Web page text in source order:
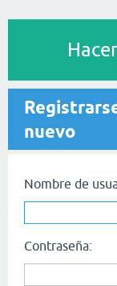
nuevo
Nombre de
Contraseña: